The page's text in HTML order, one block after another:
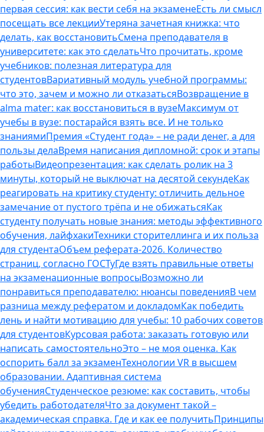
первая сессия: как вести себя на экзаменеЕсть ли смысл
посещать все лекцииУтеряна зачетная книжка: что
делать, как восстановитьСмена преподавателя в
университете: как это сделатьЧто прочитать, кроме
учебников: полезная литература для
студентовВариативный модуль учебной программы:
что это, зачем и можно ли отказатьсяВозвращение в
alma mater: как восстановиться в вузеМаксимум от
учебы в вузе: постарайся взять все. И не только
знаниямиПремия «Студент года» – не ради денег, а для
пользы делаВремя написания дипломной: срок и этапы
работыВидеопрезентация: как сделать ролик на 3
минуты, который не выключат на десятой секундеКак
реагировать на критику студенту: отличить дельное
замечание от пустого трёпа и не обижатьсяКак
студенту получать новые знания: методы эффективного
обучения, лайфхакиТехники сторителлинга и их польза
для студентаОбъем реферата-2026. Количество
страниц, согласно ГОСТуГде взять правильные ответы
на экзаменационные вопросыВозможно ли
понравиться преподавателю: нюансы поведенияВ чем
разница между рефератом и докладомКак победить
лень и найти мотивацию для учебы: 10 рабочих советов
для студентовКурсовая работа: заказать готовую или
написать самостоятельноЭто – не моя оценка. Как
оспорить балл за экзаменТехнологии VR в высшем
образовании. Адаптивная система
обученияСтуденческое резюме: как составить, чтобы
убедить работодателяЧто за документ такой –
академическая справка. Где и как ее получитьПринципы